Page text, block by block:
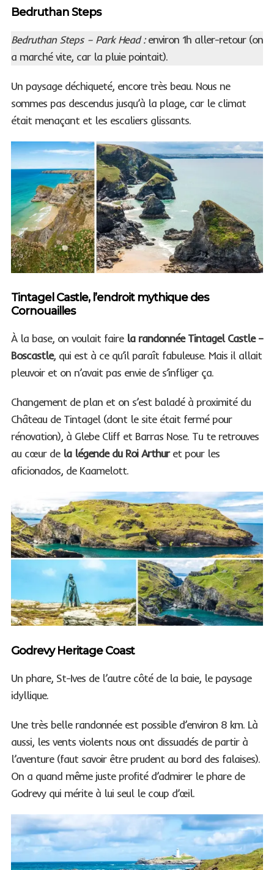
Bedruthan Steps
Bedruthan Steps – Park Head :environ 1h aller-retour (on
a marché vite, car la pluie pointait).
Un paysage déchiqueté, encore très beau. Nous ne
sommes pas descendus jusqu’à la plage, car le climat
était menaçant et les escaliers glissants.
Tintagel Castle, l’endroit mythique des
Cornouailles
À la base, on voulait faire la randonnée Tintagel Castle –
Boscastle, qui est à ce qu’il paraît fabuleuse. Mais il allait
pleuvoir et on n’avait pas envie de s’infliger ça.
Changement de plan et on s’est baladé à proximité du
Château de Tintagel (dont le site était fermé pour
rénovation), à Glebe Cliff et Barras Nose. Tu te retrouves
au cœur de la légende du Roi Arthuret pour les
aficionados, de Kaamelott.
Godrevy Heritage Coast
Un phare, St-Ives de l’autre côté de la baie, le paysage
idyllique.
Une très belle randonnée est possible d’environ 8 km. Là
aussi, les vents violents nous ont dissuadés de partir à
l’aventure (faut savoir être prudent au bord des falaises).
On a quand même juste profité d’admirer le phare de
Godrevy qui mérite à lui seul le coup d’œil.